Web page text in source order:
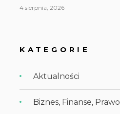
4 sierpnia, 2026
KATEGORIE
Aktualności
Biznes, Finanse, Prawo